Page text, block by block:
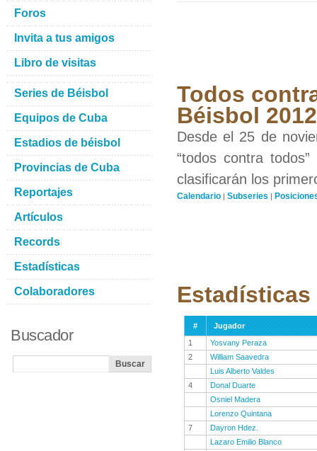
Todos
Béisbol
Desde el 25 de
“todos contra
clasificarán los
Calendario | Subseries |
#
Jugador
1
Yosvany Peraza
2
William Saavedra
Luis Alberto Valdes
4
Donal Duarte
Osniel Madera
Lorenzo Quintana
7
Dayron Hdez.
Lazaro Emilio Blanco
Foros
Invita a tus amigos
Libro de visitas
Series de Béisbol
Equipos de Cuba
Estadios de béisbol
Provincias de Cuba
Reportajes
Artículos
Records
Estadísticas
Colaboradores
Buscador